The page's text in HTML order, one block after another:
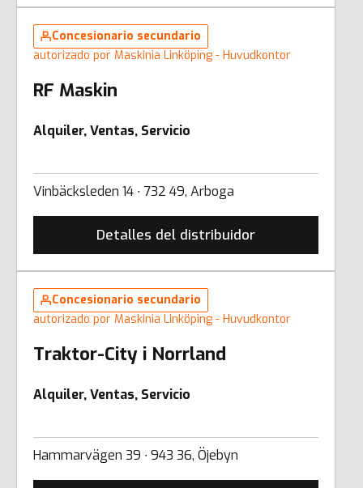
Concesionario secundario
autorizado por Maskinia Linköping - Huvudkontor
RF Maskin
Alquiler, Ventas, Servicio
Vinbäcksleden 14 ∙ 732 49, Arboga
Detalles del distribuidor
Concesionario secundario
autorizado por Maskinia Linköping - Huvudkontor
Traktor-City i Norrland
Alquiler, Ventas, Servicio
Hammarvägen 39 ∙ 943 36, Öjebyn